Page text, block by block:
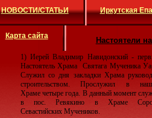
НОВОСТИ/СТАТЬИ Иркутская
Карта сайта Настоятели
1) Иерей Владимир Навидонский -
Настоятель Храма Святага Мученика
Служил со дня закладки Храма
строительством. Прослужил в
Храме четыре года. В данный момент
в пос. Ревякино в Храме
Севастийских Мучеников.